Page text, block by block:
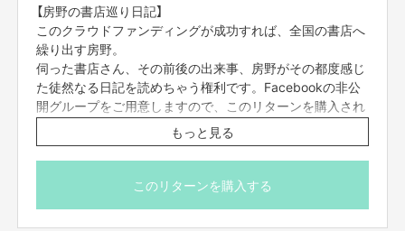
【房野の書店巡り日記】
このクラウドファンディングが成功すれば、全国の書店へ
繰り出す房野。
伺った書店さん、その前後の出来事、房野がその都度感じ
た徒然なる日記を読めちゃう権利です。Facebookの非公
開グループをご用意しますので、このリターンを購入され
た方は、「房野の書店巡り日記」にリクエスト申請を出して
いただきたいと思います。
表に出さない愚痴が混ざるかもだし、表に出さない素敵な
お話が飛び出すかも。
もっと見る
このリターンを購入する